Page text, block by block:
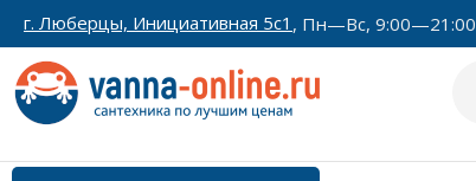
г. Люберцы, Инициативная 5с1 , Пн—Вс, 9:00—21:00